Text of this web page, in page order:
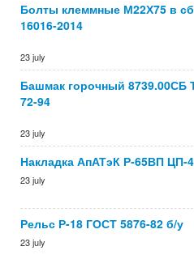
Болты клеммные М22Х75 в
16016-2014
23 july
Башмак горочный 8739.00СБ
72-94
23 july
Накладка АпАТэК Р-65ВП ЦП-
23 july
Рельс Р-18 ГОСТ 5876-82 б/у
23 july